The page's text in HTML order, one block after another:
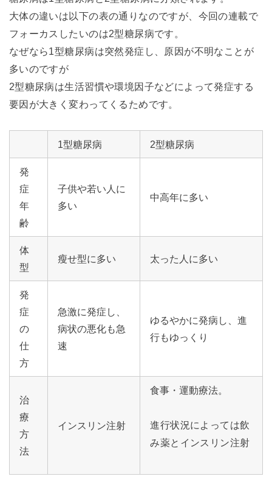
大体の違いは以下の表の通りなのですが、今回の連載で
フォーカスしたいのは2型糖尿病です。
なぜなら1型糖尿病は突然発症し、原因が不明なことが
多いのですが
2型糖尿病は生活習慣や環境因子などによって発症する
要因が大きく変わってくるためです。
1型糖尿病 2型糖尿病
発
症
年
齢
子供や若い人に
多い
中高年に多い
体
型
瘦せ型に多い 太った人に多い
発
症
の
仕
方
急激に発症し、
病状の悪化も急
速
ゆるやかに発病し、進
行もゆっくり
治
療
方
法
インスリン注射
食事・運動療法。
進行状況によっては飲
み薬とインスリン注射